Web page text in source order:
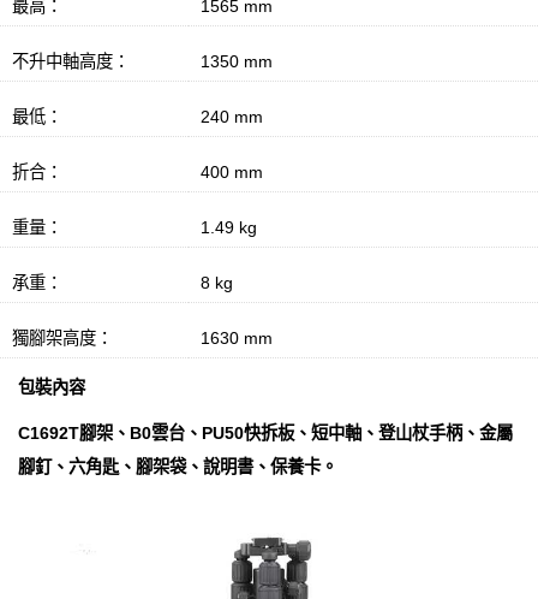
最高： 1565 mm
不升中軸高度： 1350 mm
最低： 240 mm
折合： 400 mm
重量： 1.49 kg
承重： 8 kg
獨腳架高度： 1630 mm
包裝內容
C1692T腳架、B0雲台、PU50快拆板、短中軸、登山杖手柄、金屬
腳釘、六角匙、腳架袋、說明書、保養卡。